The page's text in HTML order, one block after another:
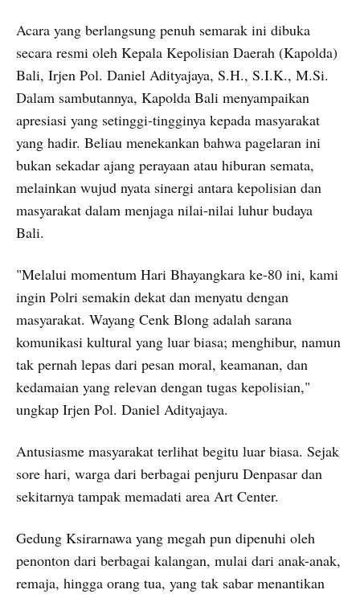
Acara yang berlangsung penuh semarak ini dibuka
secara resmi oleh Kepala Kepolisian Daerah (Kapolda)
Bali, Irjen Pol. Daniel Adityajaya, S.H., S.I.K., M.Si.
Dalam sambutannya, Kapolda Bali menyampaikan
apresiasi yang setinggi-tingginya kepada masyarakat
yang hadir. Beliau menekankan bahwa pagelaran ini
bukan sekadar ajang perayaan atau hiburan semata,
melainkan wujud nyata sinergi antara kepolisian dan
masyarakat dalam menjaga nilai-nilai luhur budaya
Bali.
"Melalui momentum Hari Bhayangkara ke-80 ini, kami
ingin Polri semakin dekat dan menyatu dengan
masyarakat. Wayang Cenk Blong adalah sarana
komunikasi kultural yang luar biasa; menghibur, namun
tak pernah lepas dari pesan moral, keamanan, dan
kedamaian yang relevan dengan tugas kepolisian,"
ungkap Irjen Pol. Daniel Adityajaya.
Antusiasme masyarakat terlihat begitu luar biasa. Sejak
sore hari, warga dari berbagai penjuru Denpasar dan
sekitarnya tampak memadati area Art Center.
Gedung Ksirarnawa yang megah pun dipenuhi oleh
penonton dari berbagai kalangan, mulai dari anak-anak,
remaja, hingga orang tua, yang tak sabar menantikan